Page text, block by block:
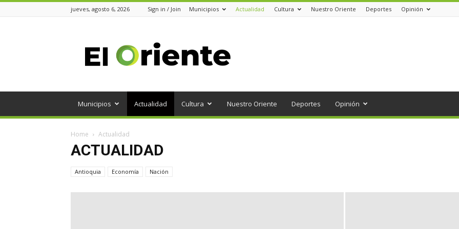
jueves, agosto 6, 2026 Sign in / Join Municipios Actualidad Cultura Nuestro Oriente Deportes Opinión
el
Oriente
Municipios Actualidad Cultura Nuestro Oriente Deportes Opinión
Home Actualidad
ACTUALIDAD
Antioquia Economía Nación